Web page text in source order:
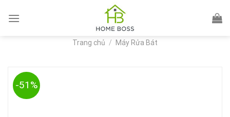
Trang chủ / Máy Rửa Bát
-51%